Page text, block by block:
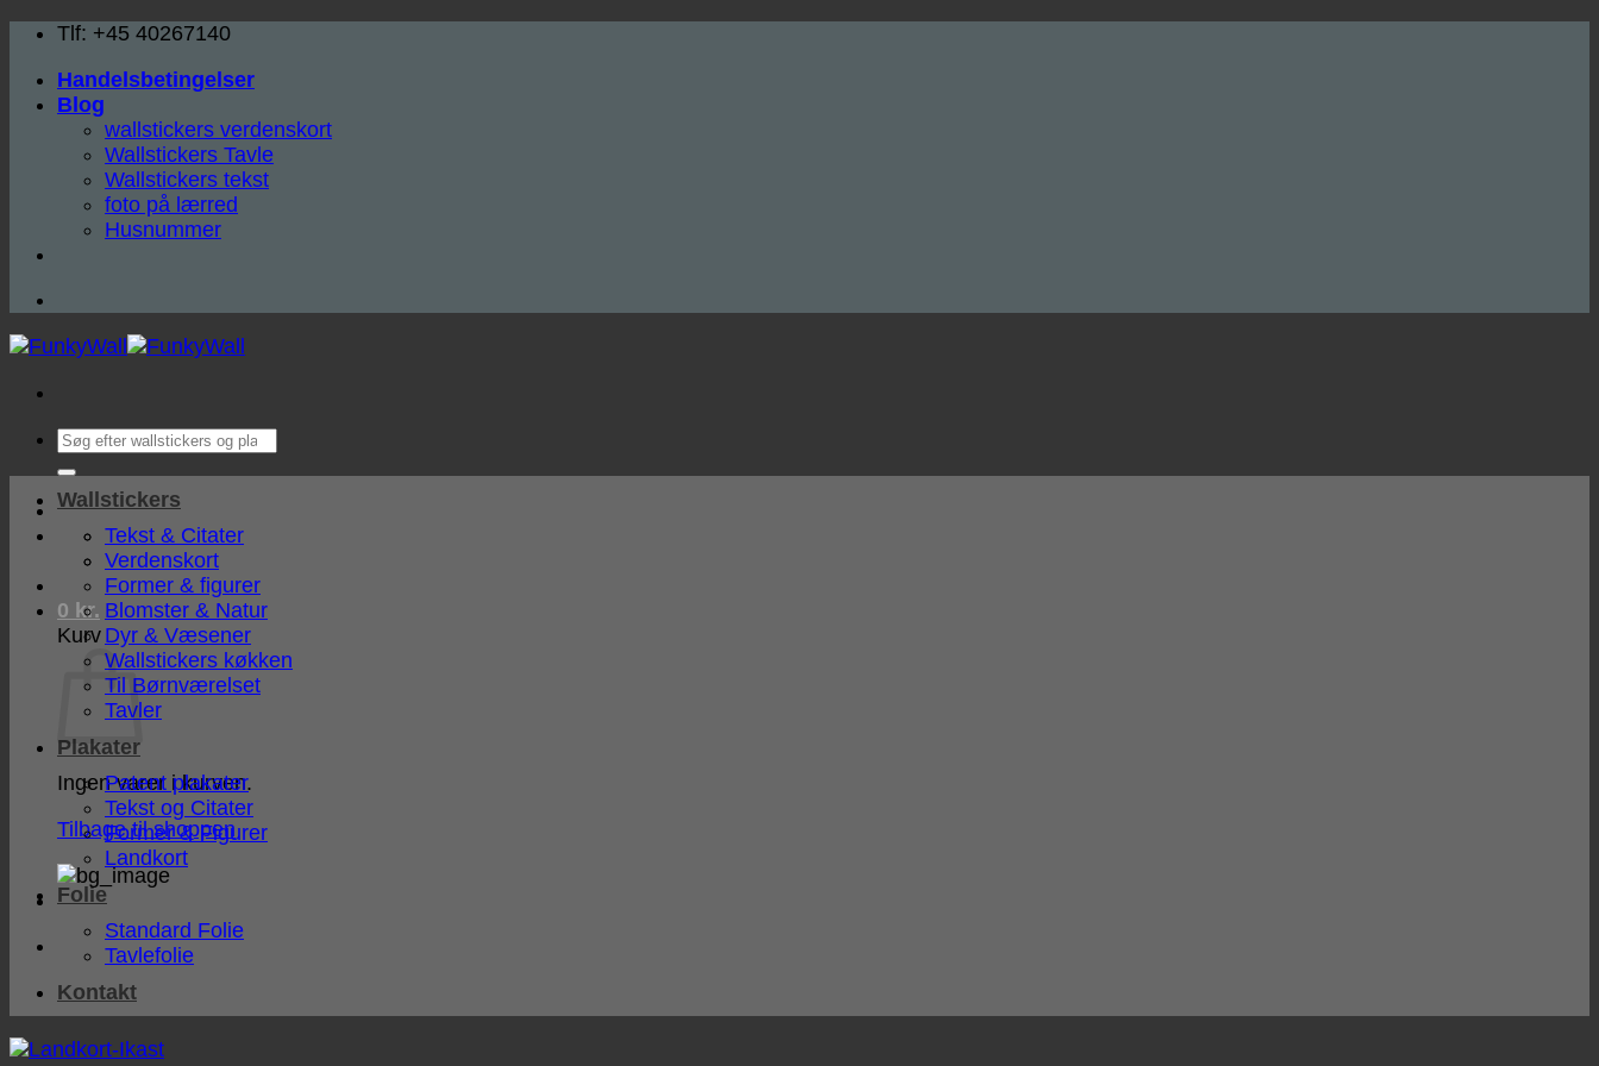
Fortsæt
indhold
Tlf: +45 40267140
Handelsbetingelser
Blog
wallstickers verdenskort
Wallstickers Tavle
Wallstickers tekst
foto på lærred
Husnummer
Søg
0 kr.
Kurv
Ingen varer i kurven.
Tilbage til shoppen
Wallstickers
Tekst & Citater
Verdenskort
Former & figurer
Blomster & Natur
Dyr & Væsener
Wallstickers køkken
Til Børnværelset
Tavler
Plakater
Patent plakater
Tekst og Citater
Former & Figurer
Landkort
Folie
Standard Folie
Tavlefolie
Kontakt